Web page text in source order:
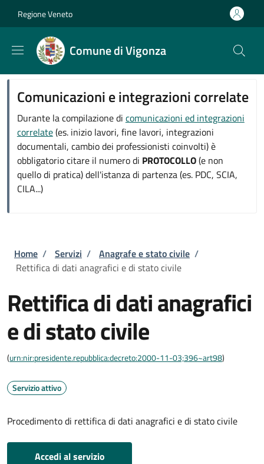
Regione Veneto
Comune di Vigonza
Comunicazioni e integrazioni correlate
Durante la compilazione di comunicazioni ed integrazioni
correlate(es. inizio lavori, fine lavori, integrazioni
documentali, cambio dei professionisti coinvolti) è
obbligatorio citare il numero di PROTOCOLLO(e non
quello di pratica) dell'istanza di partenza (es. PDC, SCIA,
CILA...)
Briciole di pane
Home / Servizi / Anagrafe e stato civile /
Rettifica di dati anagrafici e di stato civile
Rettifica di dati anagrafici
e di stato civile
(urn:nir:presidente.repubblica:decreto:2000-11-03;396~art98)
Servizio attivo
Procedimento di rettifica di dati anagrafici e di stato civile
Accedi al servizio